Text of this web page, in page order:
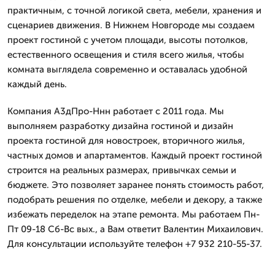
практичным, с точной логикой света, мебели, хранения и
сценариев движения. В Нижнем Новгороде мы создаем
проект гостиной с учетом площади, высоты потолков,
естественного освещения и стиля всего жилья, чтобы
комната выглядела современно и оставалась удобной
каждый день.
Компания А3дПро-Ннн работает с 2011 года. Мы
выполняем разработку дизайна гостиной и дизайн
проекта гостиной для новостроек, вторичного жилья,
частных домов и апартаментов. Каждый проект гостиной
строится на реальных размерах, привычках семьи и
бюджете. Это позволяет заранее понять стоимость работ,
подобрать решения по отделке, мебели и декору, а также
избежать переделок на этапе ремонта. Мы работаем Пн-
Пт 09-18 Сб-Вс вых., а Вам ответит Валентин Михаилович.
Для консультации используйте телефон +7 932 210-55-37.